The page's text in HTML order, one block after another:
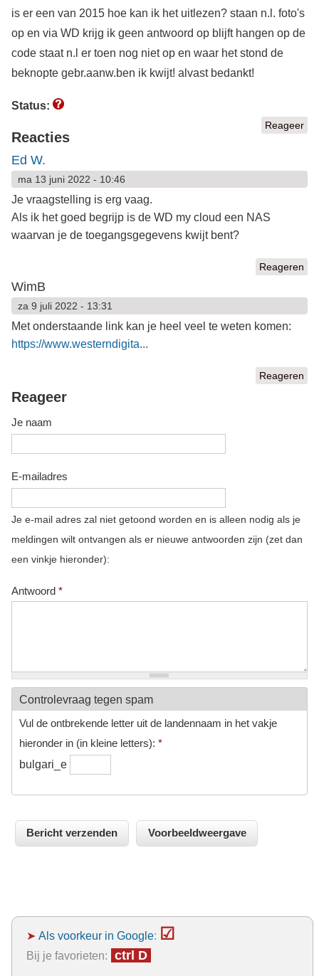
is er een van 2015 hoe kan ik het uitlezen? staan n.l. foto's
op en via WD krijg ik geen antwoord op blijft hangen op de
code staat n.l er toen nog niet op en waar het stond de
beknopte gebr.aanw.ben ik kwijt! alvast bedankt!
Status:
Reageer
Reacties
Ed W.
ma 13 juni 2022 - 10:46
Je vraagstelling is erg vaag.
Als ik het goed begrijp is de WD my cloud een NAS
waarvan je de toegangsgegevens kwijt bent?
Reageren
WimB
za 9 juli 2022 - 13:31
Met onderstaande link kan je heel veel te weten komen:
https://www.westerndigita...
Reageren
Reageer
Je naam
E-mailadres
Je e-mail adres zal niet getoond worden en is alleen nodig als je
meldingen wilt ontvangen als er nieuwe antwoorden zijn (zet dan
een vinkje hieronder):
Antwoord *
Controlevraag tegen spam
Vul de ontbrekende letter uit de landennaam in het vakje
hieronder in (in kleine letters): *
bulgari_e
➤ Als voorkeur in Google: ☑
Bij je favorieten: ctrl D